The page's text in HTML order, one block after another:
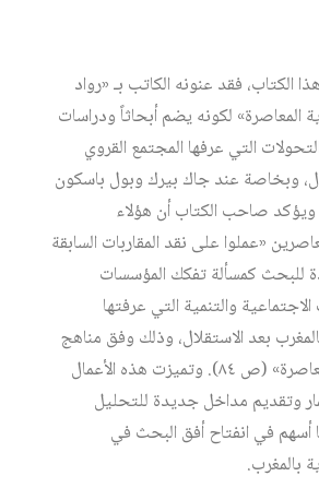
الكتاب، فقد عنونه الكاتب بـ «رواد
المعاصرة» لكونه يضم أبحاثاً ودراسات
التي عرفها المجتمع القروي
وبخاصة عند جاك بيرك وبول باسكون
ويؤكد صاحب الكتاب أن هؤلاء
«عملوا على نقد المقاربات السابقة
للبحث كمسألة تفكك المؤسسات
والتنمية التي عرفتها
بعد الاستقلال، وذلك وفق مناهج
ومفاهيم جديدة ومعاصرة» (ص ٨٤). وتميزت هذه الأعمال
وتقديم مداخل جديدة للتحليل
أسهم في انفتاح أفق البحث في
بالمغرب.